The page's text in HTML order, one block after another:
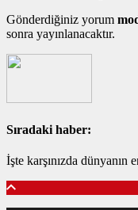
Gönderdiğiniz yorum
sonra yayınlanacaktır.
Sıradaki haber:
İşte karşınızda